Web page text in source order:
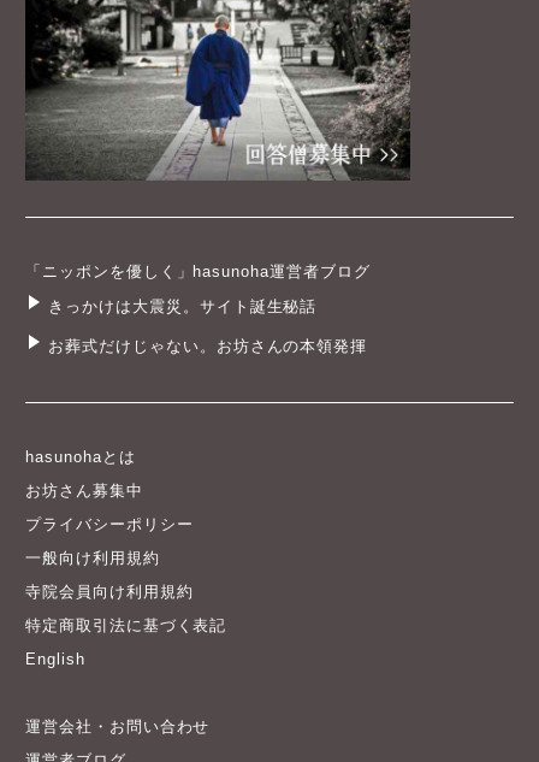
「ニッポンを優しく」hasunoha運営者ブログ
きっかけは大震災。サイト誕生秘話
お葬式だけじゃない。お坊さんの本領発揮
hasunohaとは
お坊さん募集中
プライバシーポリシー
一般向け利用規約
寺院会員向け利用規約
特定商取引法に基づく表記
English
運営会社・お問い合わせ